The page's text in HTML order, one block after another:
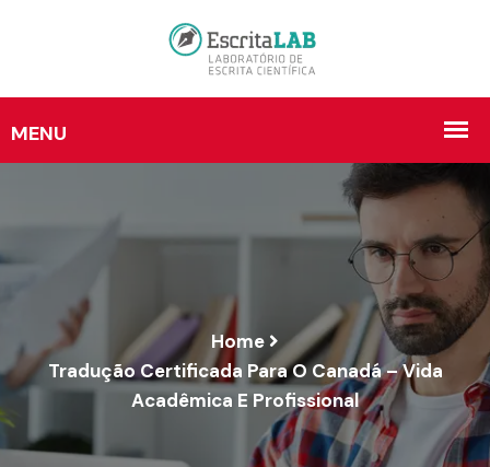
Home
Tradução Certificada Para O Canadá – Vida
Acadêmica E Profissional